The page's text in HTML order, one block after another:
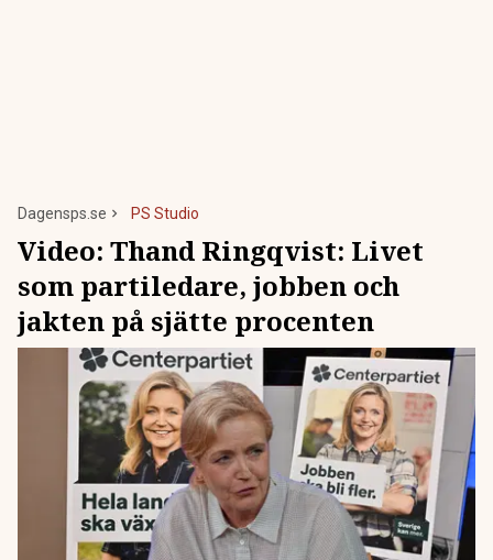
Dagensps.se PS Studio
Video: Thand Ringqvist: Livet
som partiledare, jobben och
jakten på sjätte procenten